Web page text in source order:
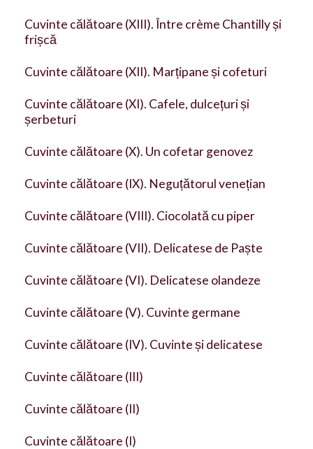
Cuvinte călătoare (XIII). Între crème Chantilly și
frișcă
Cuvinte călătoare (XII). Marțipane și cofeturi
Cuvinte călătoare (XI). Cafele, dulcețuri și
șerbeturi
Cuvinte călătoare (X). Un cofetar genovez
Cuvinte călătoare (IX). Neguțătorul venețian
Cuvinte călătoare (VIII). Ciocolată cu piper
Cuvinte călătoare (VII). Delicatese de Paște
Cuvinte călătoare (VI). Delicatese olandeze
Cuvinte călătoare (V). Cuvinte germane
Cuvinte călătoare (IV). Cuvinte și delicatese
Cuvinte călătoare (III)
Cuvinte călătoare (II)
Cuvinte călătoare (I)